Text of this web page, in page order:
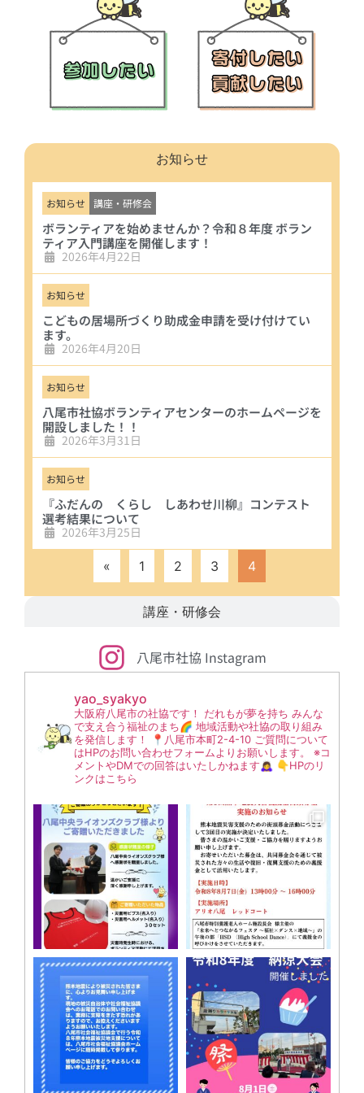
お知らせ
講座・研修会
お知らせ 講座・研修会
ボランティアを始めませんか？令和８年度 ボラン
ティア入門講座を開催します！
2026年4月22日
お知らせ
こどもの居場所づくり助成金申請を受け付けてい
ます。
2026年4月20日
お知らせ
八尾市社協ボランティアセンターのホームページを
開設しました！！
2026年3月31日
お知らせ
『ふだんの くらし しあわせ川柳』コンテスト
選考結果について
2026年3月25日
« 1 2 3 4
八尾市社協 Instagram
yao_syakyo
大阪府八尾市の社協です！
だれもが夢を持ち みんな
で支え合う福祉のまち🌈 地域活動や社協の取り組み
を発信します！
📍八尾市本町2-4-10 ご質問について
はHPのお問い合わせフォームよりお願いします。
※コ
メントやDMでの回答はいたしかねます🙇‍♀️ 👇HPのリ
ンクはこちら